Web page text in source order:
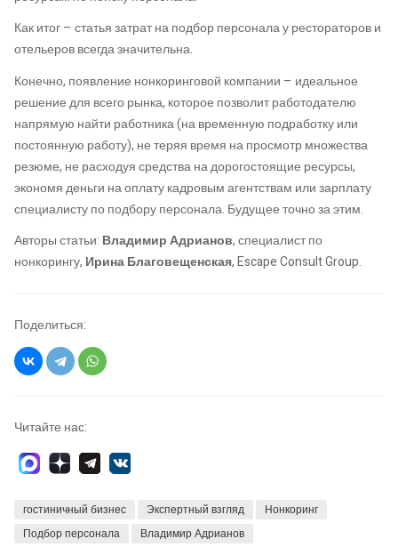
Как итог – статья затрат на подбор персонала у рестораторов и
отельеров всегда значительна.
Конечно, появление нонкоринговой компании – идеальное
решение для всего рынка, которое позволит работодателю
напрямую найти работника (на временную подработку или
постоянную работу), не теряя время на просмотр множества
резюме, не расходуя средства на дорогостоящие ресурсы,
экономя деньги на оплату кадровым агентствам или зарплату
специалисту по подбору персонала. Будущее точно за этим.
Авторы статьи: Владимир Адрианов, специалист по
нонкорингу, Ирина Благовещенская, Escape Consult Group.
Поделиться:
Читайте нас:
гостиничный бизнес Экспертный взгляд
Нонкоринг
Подбор персонала
Владимир Адрианов